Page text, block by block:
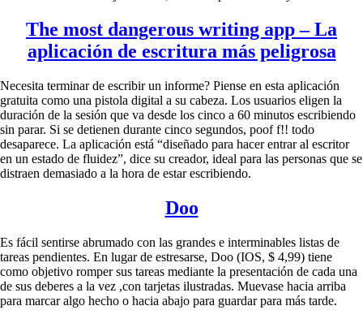
The most dangerous writing app – La
aplicación de escritura más peligrosa
Necesita terminar de escribir un informe? Piense en esta aplicación
gratuita como una pistola digital a su cabeza. Los usuarios eligen la
duración de la sesión que va desde los cinco a 60 minutos escribiendo
sin parar. Si se detienen durante cinco segundos, poof f!! todo
desaparece. La aplicación está “diseñado para hacer entrar al escritor
en un estado de fluidez”, dice su creador, ideal para las personas que se
distraen demasiado a la hora de estar escribiendo.
Doo
Es fácil sentirse abrumado con las grandes e interminables listas de
tareas pendientes. En lugar de estresarse, Doo (IOS, $ 4,99) tiene
como objetivo romper sus tareas mediante la presentación de cada una
de sus deberes a la vez ,con tarjetas ilustradas. Muevase hacia arriba
para marcar algo hecho o hacia abajo para guardar para más tarde.